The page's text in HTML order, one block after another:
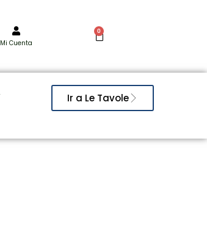
Mi Cuenta
0
Ir a Le Tavole